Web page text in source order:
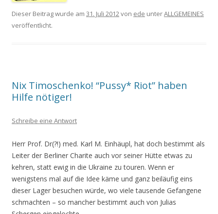
Dieser Beitrag wurde am 31. Juli 2012von ede unterALLGEMEINES
veröffentlicht.
Nix Timoschenko! “Pussy* Riot” haben
Hilfe nötiger!
Schreibe eine Antwort
Herr Prof. Dr(?!) med. Karl M. Einhäupl, hat doch bestimmt als
Leiter der Berliner Charite auch vor seiner Hütte etwas zu
kehren, statt ewig in die Ukraine zu touren. Wenn er
wenigstens mal auf die Idee käme und ganz beiläufig eins
dieser Lager besuchen würde, wo viele tausende Gefangene
schmachten – so mancher bestimmt auch von Julias